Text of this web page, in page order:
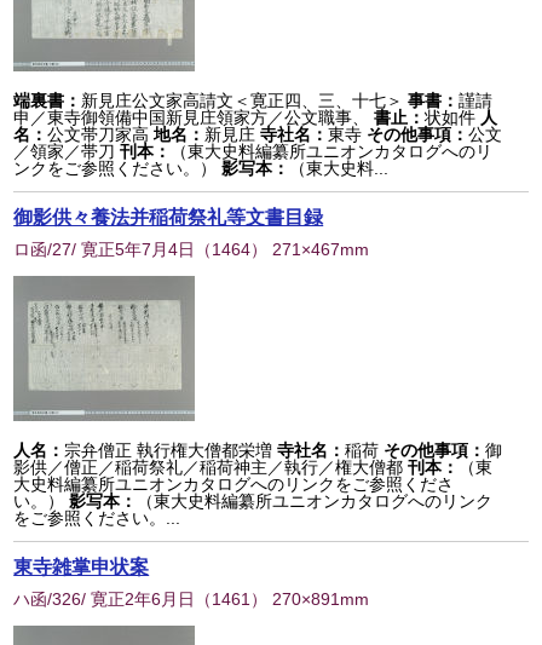
端裏書： 新見庄公文家高請文＜寛正四、三、十七＞ 事書：謹請
申／東寺御領備中国新見庄領家方／公文職事、
書止：状如件 人
名：公文帯刀家高 地名： 新見庄 寺社名：東寺 その他事項：公文
／領家／帯刀 刊本：
（東大史料編纂所ユニオンカタログへのリ
ンクをご参照ください。）
影写本： （東大史料...
御影供々養法并稲荷祭礼等文書目録
ロ函/27/ 寛正5年7月4日 （1464） 271×467mm
人名： 宗弁僧正 執行権大僧都栄増 寺社名：稲荷 その他事項：御
影供／僧正／稲荷祭礼／稲荷神主／執行／権大僧都 刊本：
（東
大史料編纂所ユニオンカタログへのリンクをご参照くださ
い。）
影写本：
（東大史料編纂所ユニオンカタログへのリンク
をご参照ください。...
東寺雑掌申状案
ハ函/326/ 寛正2年6月日 （1461 ） 270×891mm